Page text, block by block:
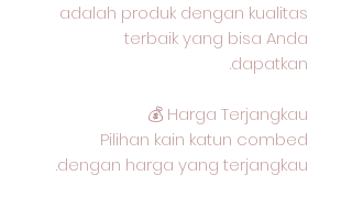
adalah produk dengan kualitas
terbaik yang bisa Anda
dapatkan.
Harga Terjangkau 💰
Pilihan kain katun combed
dengan harga yang terjangkau.